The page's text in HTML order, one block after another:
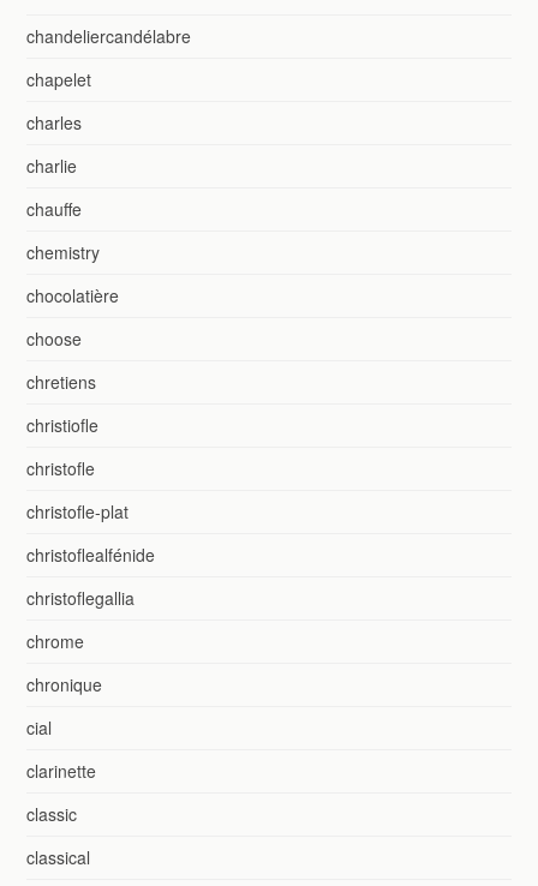
chandeliercandélabre
chapelet
charles
charlie
chauffe
chemistry
chocolatière
choose
chretiens
christiofle
christofle
christofle-plat
christoflealfénide
christoflegallia
chrome
chronique
cial
clarinette
classic
classical